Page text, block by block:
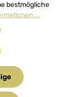
bestmögliche
...